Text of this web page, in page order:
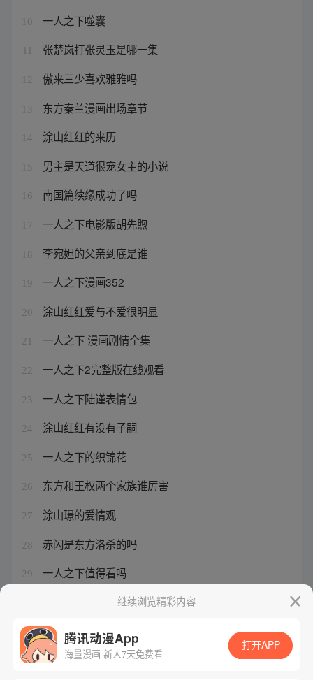
10 一人之下噬囊
张楚岚打张灵玉是哪一集
12 傲来三少喜欢雅雅吗
13 东方秦兰漫画出场章节
14 涂山红红的来历
15 男主是天道很宠女主的小说
16 南国篇续缘成功了吗
17 一人之下电影版胡先煦
18 李宛妲的父亲到底是谁
19 一人之下漫画352
20 涂山红红爱与不爱很明显
21 一人之下 漫画剧情全集
22 一人之下2完整版在线观看
23 一人之下陆谨表情包
24 涂山红红有没有子嗣
25 一人之下的织锦花
26 东方和王权两个家族谁厉害
27 涂山璟的爱情观
28 赤闪是东方洛杀的吗
29 一人之下值得看吗
一人之下之最强医术继续浏览精彩内容
腾讯动漫App
海量漫画 新人7天免费看
打开APP